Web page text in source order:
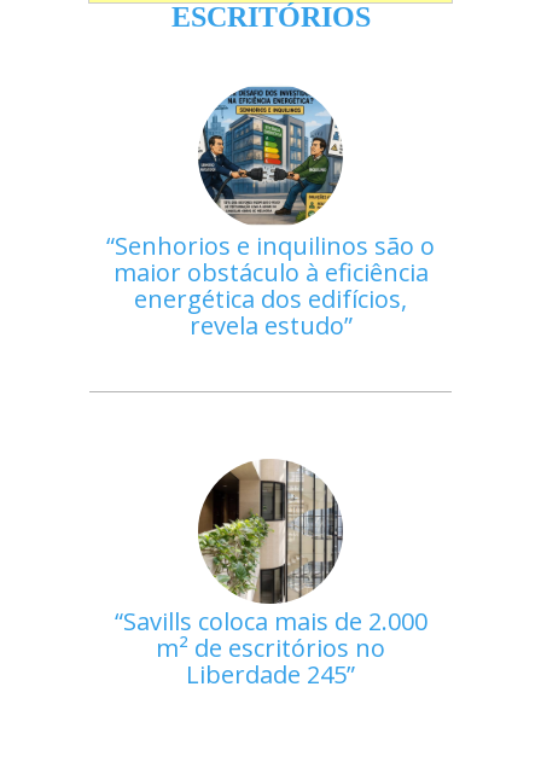
ESCRITÓRIOS
Senhorios e inquilinos são o
maior obstáculo à eficiência
energética dos edifícios,
revela estudo
Savills coloca mais de 2.000
m² de escritórios no
Liberdade 245